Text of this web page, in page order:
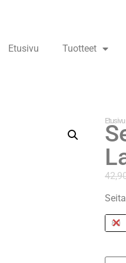
Etusivu Tuotteet
Etusivu
80